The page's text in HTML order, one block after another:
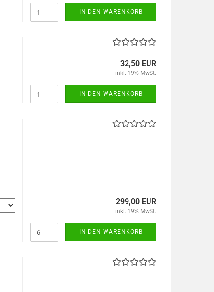
IN DEN WARENKORB
32,50 EUR
inkl. 19% MwSt.
IN DEN WARENKORB
299,00 EUR
inkl. 19% MwSt.
IN DEN WARENKORB